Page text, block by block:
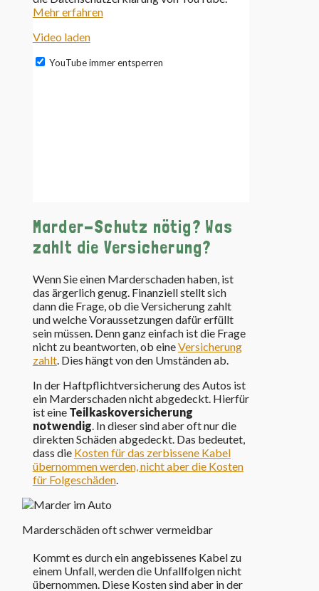
Mehr erfahren
Video laden
YouTube immer entsperren
Marder-Schutz nötig? Was
zahlt die Versicherung?
Wenn Sie einen Marderschaden haben, ist
das ärgerlich genug. Finanziell stellt sich
dann die Frage, ob die Versicherung zahlt
und welche Voraussetzungen dafür erfüllt
sein müssen. Denn ganz einfach ist die Frage
nicht zu beantworten, ob eineVersicherung
zahlt. Dies hängt von den Umständen ab.
In der Haftpflichtversicherung des Autos ist
ein Marderschaden nicht abgedeckt. Hierfür
ist eine Teilkaskoversicherung
notwendig . In dieser sind aber oft nur die
direkten Schäden abgedeckt. Das bedeutet,
dass die Kosten für das zerbissene Kabel
übernommen werden, nicht aber die Kosten
für Folgeschäden.
Marderschäden oft schwer vermeidbar
Kommt es durch ein angebissenes Kabel zu
einem Unfall, werden die Unfallfolgen nicht
übernommen. Diese Kosten sind aber in der